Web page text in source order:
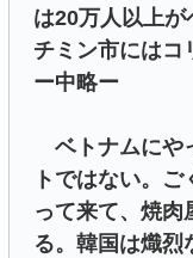
は20万人以上
チミン市にはコ
ー中略ー
ベトナムにや
トではない。
って来て、焼肉
る。韓国は熾烈